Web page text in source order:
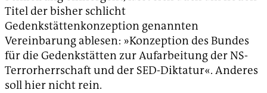
Titel der bisher schlicht
Gedenkstättenkonzeption genannten
Vereinbarung ablesen: »Konzeption des Bundes
für die Gedenkstätten zur Aufarbeitung der NS-
Terrorherrschaft und der SED-Diktatur«. Anderes
soll hier nicht rein.